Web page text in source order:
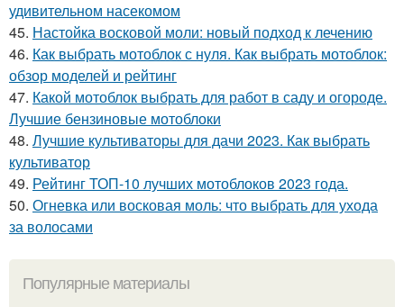
удивительном насекомом
45. Настойка восковой моли: новый подход к лечению
46. Как выбрать мотоблок с нуля. Как выбрать мотоблок:
обзор моделей и рейтинг
47. Какой мотоблок выбрать для работ в саду и огороде.
Лучшие бензиновые мотоблоки
48. Лучшие культиваторы для дачи 2023. Как выбрать
культиватор
49. Рейтинг ТОП-10 лучших мотоблоков 2023 года.
50. Огневка или восковая моль: что выбрать для ухода
за волосами
Популярные материалы